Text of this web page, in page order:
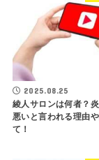
2025.08.25
綾人サロンは何者？
悪いと言われる理由
て！